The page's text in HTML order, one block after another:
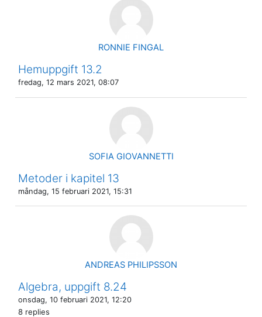
RONNIE FINGAL
Hemuppgift 13.2
fredag, 12 mars 2021, 08:07
SOFIA GIOVANNETTI
Metoder i kapitel 13
måndag, 15 februari 2021, 15:31
ANDREAS PHILIPSSON
Algebra, uppgift 8.24
onsdag, 10 februari 2021, 12:20
8 replies